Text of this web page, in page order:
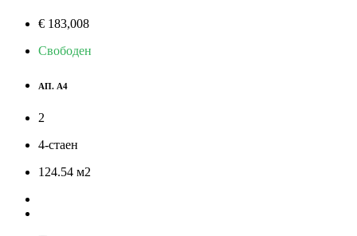
€ 183,008
Свободен
АП. А4
2
4-стаен
124.54 м2